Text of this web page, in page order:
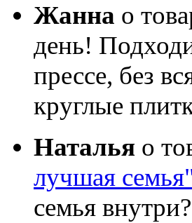
Жанна о
день!
прессе, без
круглые
Наталья о
лучшая
семья